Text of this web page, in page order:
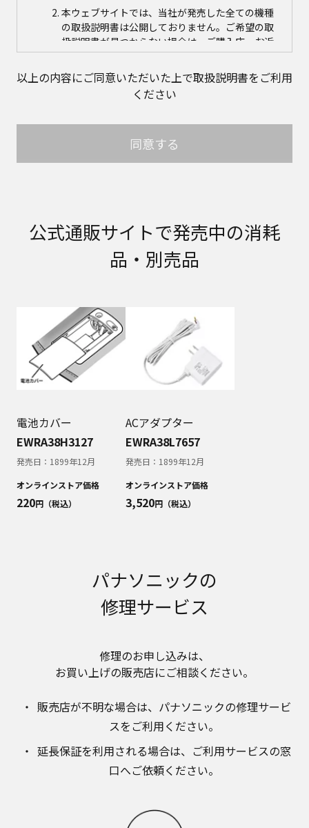
本ウェブサイトでは、当社が発売した全ての機種
の取扱説明書は公開しておりません。ご希望の取
扱説明書が見つからない場合は、ご購入店、お近
くの当社商品の取扱店、または当社サービス会社
に直接お問い合わせの上、ご購入いただきますよ
うお願いいたします。ただし、商品自体の生産中
止などの理由により、当該商品につき取扱説明書
めご了承ください。
本ウェブサイトに公開されている取扱説明書の対
象商品が生産中止などの理由でご購入できない場
のお取り扱いについて。パナソニック株式会社お
内容を、ご相談への対応や修理、その確認などの
する場合や正当な理由がある場合を除き、第三者
に提供しません。お問い合わせは、ご相談された
窓口にご連絡ください。
なお、本ウェブサイトに公開されている取扱説明
書は、原則として商品が発売された当初のものを
掲載しています。したがいまして、会社名やお客
いる説明書の記載内容と、お客様がお持ちの商品
の仕様がその後のマイナーチェンジにより、異な
る場合があります。本ウェブサイトに公開されて
いる取扱説明書の内容とお手持ちの商品の仕様に
相違がある場合は、ご購入店、お近くの当社商品
の取扱店、または当社サービス会社に直接お問い
合わせください。また、商品に同梱される取扱説
は、商品本体に同梱する取扱説明書の変更の度に
商品には、取扱説明書を補足する操作ガイドなど
ませんことをご了承ください。
安全上のご注意
説明書に記載または別途同梱の別紙にてお客様に
ご提供しておりますが、本ウェブサイトでは別紙
取扱説明書中に記載する安全上のご注意は、法的
規制などの変化に応じて変更する場合がありま
についてのご質問等がありましたら、ご購入店、
以上の内容にご同意いただいた上で取扱説明書をご利用
ください
同意する
公式通販サイトで発売中の消耗
品・別売品
電池カバー
EWRA38H3127
発売日： 1899年12月
オンラインストア価格
220円（税込）
ACアダプター
EWRA38L7657
発売日： 1899年12月
オンラインストア価格
3,520円（税込）
パナソニックの
修理サービス
修理のお申し込みは、​
お買い上げの販売店にご相談ください。​
販売店が不明な場合は、​パナソニックの修理サービ
スをご利用ください。​
延長保証を利用される場合は、​ご利用サービスの窓
口へご依頼ください。